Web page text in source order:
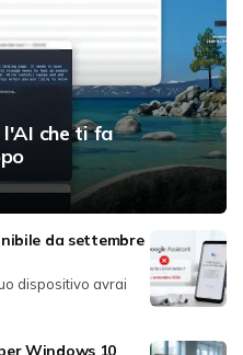
l'AI che ti fa
da settembre
dispositivo avrai
Windows 10